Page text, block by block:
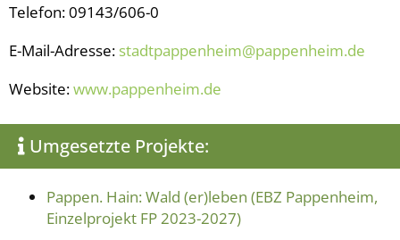
Telefon: 09143/606-0
E-Mail-Adresse: stadtpappenheim@pappenheim.de
Website:www.pappenheim.de
Umgesetzte Projekte:
Pappen. Hain: Wald (er)leben (EBZ Pappenheim,
Einzelprojekt FP 2023-2027)